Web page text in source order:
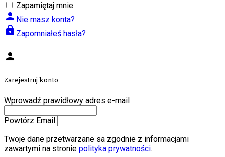
Zapamiętaj mnie
person Nie masz konta?
lock Zapomniałeś hasła?
person
Zarejestruj konto
Wprowadź prawidłowy adres e-mail
Powtórz Email
Twoje dane przetwarzane sa zgodnie z informacjami
zawartymi na stronie polityka prywatności.